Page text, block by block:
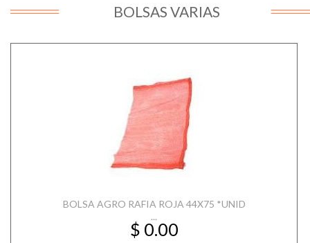
BOLSAS VARIAS
BOLSA AGRO RAFIA ROJA 44X75 *UNID
...
$ 0.00